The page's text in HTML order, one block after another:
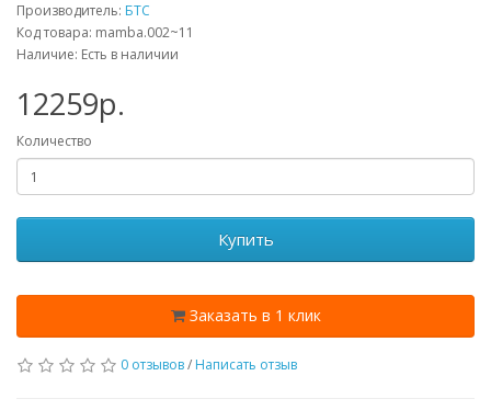
Производитель: БТС
Код товара: mamba.002~11
Наличие: Есть в наличии
12259p.
Количество
Купить
Заказать в 1 клик
0 отзывов/ Написать отзыв